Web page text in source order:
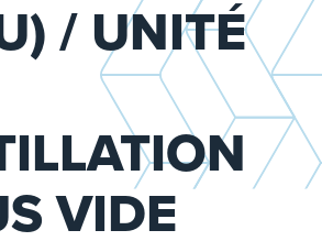
/ UNITÉ
VIDE